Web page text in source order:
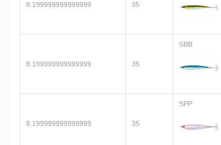
8.199999999999999 35
8.199999999999999 35
SBB
8.199999999999999 35
SPP